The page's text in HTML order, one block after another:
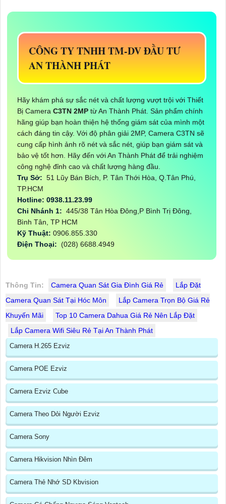
CÔNG TY TNHH TM-DV ĐẦU TƯ
AN THÀNH PHÁT
Hãy khám phá sự sắc nét và chất lượng vượt trội với Thiết
Bị Camera C3TN 2MP từ An Thành Phát. Sản phẩm chính
hãng giúp bạn hoàn thiện hệ thống giám sát của mình một
cách đáng tin cậy. Với độ phân giải 2MP, Camera C3TN sẽ
cung cấp hình ảnh rõ nét và sắc nét, giúp bạn giám sát và
bảo vệ tốt hơn. Hãy đến với An Thành Phát để trải nghiệm
công nghệ đỉnh cao và chất lượng hàng đầu.
Trụ Sở: 51 Lũy Bán Bích, P. Tân Thới Hòa, Q.Tân Phú,
TP.HCM
Hotline: 0938.11.23.99
Chi Nhánh 1: 445/38 Tân Hòa Đông,P Bình Trị Đông,
Bình Tân, TP HCM
Kỹ Thuật: 0906.855.330
Điện Thoại: (028) 6688.4949
Thông Tin: Camera Quan Sát Gia Đình Giá Rẻ
Lắp Đặt
Camera Quan Sát Tại Hóc Môn
Lắp Camera Trọn Bộ Giá Rẻ
Khuyến Mãi
Top 10 Camera Dahua Giá Rẻ Nên Lắp Đặt
Lắp Camera Wifi Siêu Rẻ Tại An Thành Phát
Camera H.265 Ezviz
Camera POE Ezviz
Camera Ezviz Cube
Camera Theo Dỏi Người Ezviz
Camera Sony
Camera Hikvision Nhìn Đêm
Camera Thẻ Nhớ SD Kbvision